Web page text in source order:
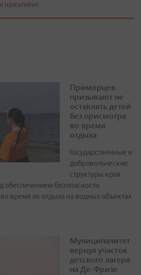
нажатием!
Приморцев
призывают не
оставлять детей
без присмотра
во время
отдыха
Государственные и
добровольческие
структуры края
обеспечением безопасности
время их отдыха на водных объектах
Муниципалитет
вернул участок
детского лагеря
на Де-Фризе